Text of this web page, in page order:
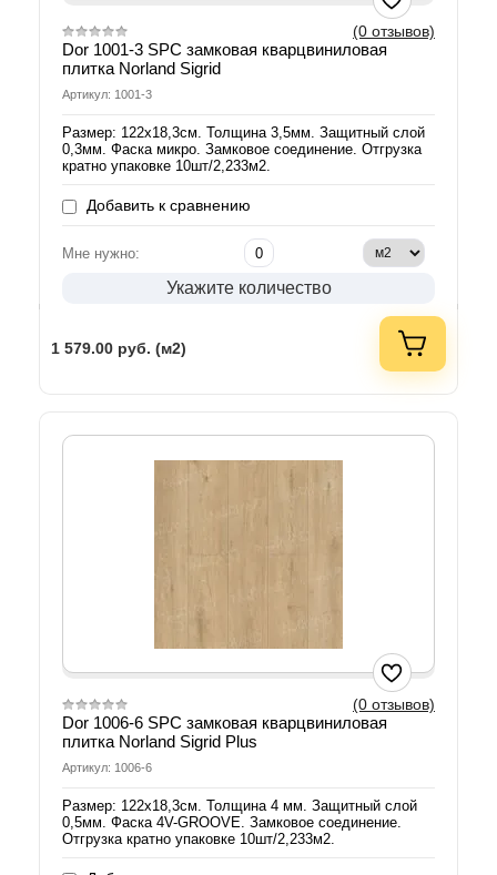
(0 отзывов)
Dor 1001-3 SPC замковая кварцвиниловая
плитка Norland Sigrid
Артикул: 1001-3
Размер: 122х18,3см. Толщина 3,5мм. Защитный слой
0,3мм. Фаска микро. Замковое соединение. Отгрузка
кратно упаковке 10шт/2,233м2.
Добавить к сравнению
Мне нужно:
Укажите количество
1 579.00 руб. (м2)
(0 отзывов)
Dor 1006-6 SPC замковая кварцвиниловая
плитка Norland Sigrid Plus
Артикул: 1006-6
Размер: 122х18,3см. Толщина 4 мм. Защитный слой
0,5мм. Фаска 4V-GROOVE. Замковое соединение.
Отгрузка кратно упаковке 10шт/2,233м2.